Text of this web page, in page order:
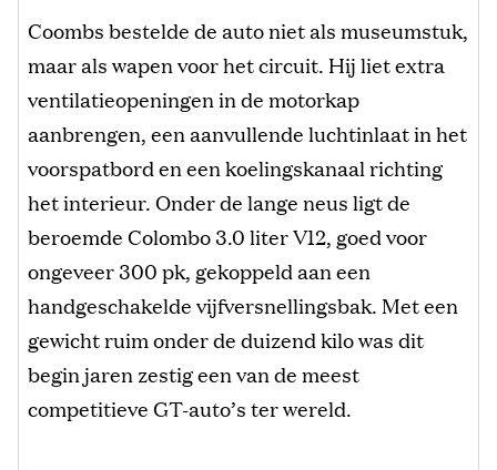
Coombs bestelde de auto niet als museumstuk,
maar als wapen voor het circuit. Hij liet extra
ventilatieopeningen in de motorkap
aanbrengen, een aanvullende luchtinlaat in het
voorspatbord en een koelingskanaal richting
het interieur. Onder de lange neus ligt de
beroemde Colombo 3.0 liter V12, goed voor
ongeveer 300 pk, gekoppeld aan een
handgeschakelde vijfversnellingsbak. Met een
gewicht ruim onder de duizend kilo was dit
begin jaren zestig een van de meest
competitieve GT-auto’s ter wereld.